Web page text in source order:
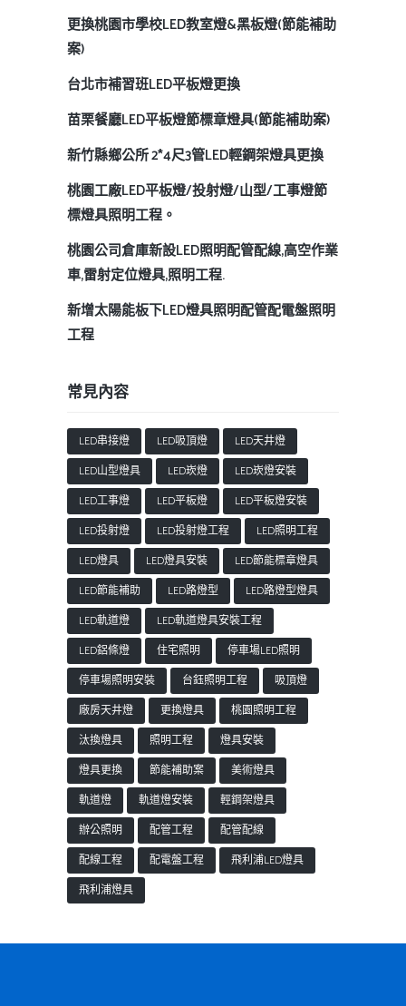
更換桃園市學校LED教室燈&黑板燈(節能補助
案)
台北市補習班LED平板燈更換
苗栗餐廳LED平板燈節標章燈具(節能補助案)
新竹縣鄉公所 2*4尺3管LED輕鋼架燈具更換
桃園工廠LED平板燈/投射燈/山型/工事燈節
標燈具照明工程。
桃園公司倉庫新設LED照明配管配線,高空作業
車,雷射定位燈具,照明工程.
新增太陽能板下LED燈具照明配管配電盤照明
工程
常見內容
LED串接燈 LED吸頂燈
LED天井燈
LED山型燈具
LED崁燈
LED崁燈安裝
LED工事燈
LED平板燈
LED平板燈安裝
LED投射燈
LED投射燈工程
LED照明工程
LED燈具
LED燈具安裝
LED節能標章燈具
LED節能補助
LED路燈型
LED路燈型燈具
LED軌道燈
LED軌道燈具安裝工程
LED鋁條燈
住宅照明
停車場LED照明
停車場照明安裝
台鈺照明工程
吸頂燈
廠房天井燈
更換燈具
桃園照明工程
汰換燈具
照明工程
燈具安裝
燈具更換
節能補助案
美術燈具
軌道燈
軌道燈安裝
輕鋼架燈具
辦公照明
配管工程
配管配線
配線工程
配電盤工程
飛利浦LED燈具
飛利浦燈具